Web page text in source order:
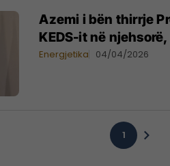
Azemi i bën thirrje
KEDS-it në
Energjetika 04/04/2026
1